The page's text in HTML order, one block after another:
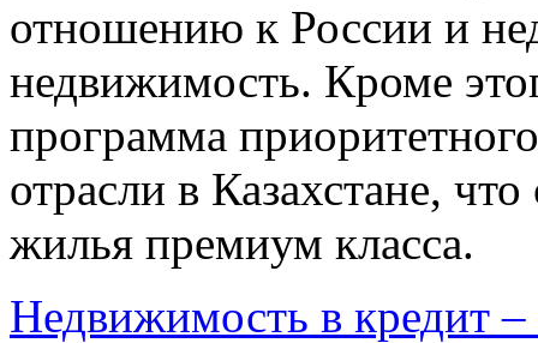
отношению к России и
недвижимость. Кроме
программа
отрасли в Казахстане,
жилья премиум класса.
Недвижимость в кредит